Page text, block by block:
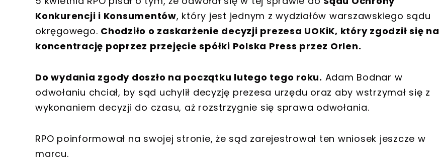
Konkurencji i Konsumentów, który jest jednym z wydziałów warszawskiego sądu
okręgowego. Chodziło o zaskarżenie decyzji prezesa UOKiK, który zgodził się na
koncentrację poprzez przejęcie spółki Polska Press przez Orlen.
Do wydania zgody doszło na początku lutego tego roku. Adam Bodnar w
odwołaniu chciał, by sąd uchylił decyzję prezesa urzędu oraz aby wstrzymał się z
wykonaniem decyzji do czasu, aż rozstrzygnie się sprawa odwołania.
RPO poinformował na swojej stronie, że sąd zarejestrował ten wniosek jeszcze w
marcu.